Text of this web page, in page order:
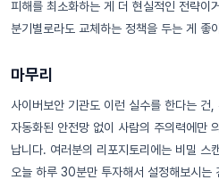
피해를 최소화하는 게 더 현실적인 전략이
분기별로라도 교체하는 정책을 두는 게 좋
마무리
사이버보안 기관도 이런 실수를 한다는 건
자동화된 안전망 없이 사람의 주의력에만
납니다. 여러분의 리포지토리에는 비밀 스
오늘 하루 30분만 투자해서 설정해보시는